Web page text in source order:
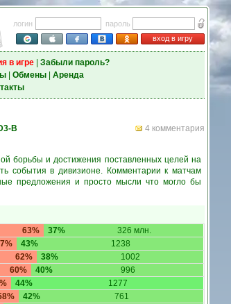
логин
пароль
вход в игру
в игре| Забыли пароль?
| Обмены| Аренда
4 комментария
B
борьбы и достижения поставленных целей на
события в дивизионе. Комментарии к матчам
предложения и просто мысли что могло бы
63% 37% 326 млн.
43% 1238
62% 38% 1002
60% 40% 996
44% 1277
42% 761